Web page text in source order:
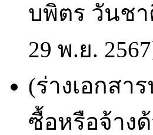
บพิตร วันชา
29 พ.ย.
(ร่างเอกสา
ซื้อหรือจ้าง